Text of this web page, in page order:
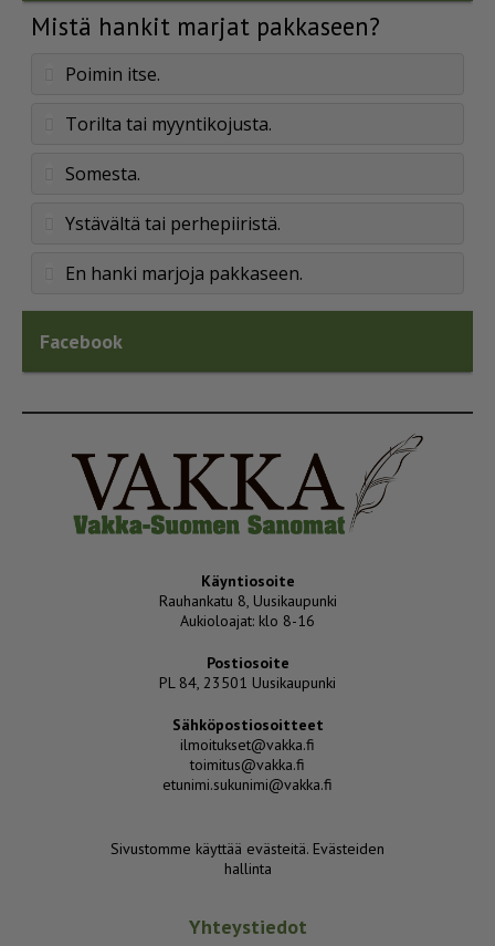
Mistä hankit marjat pakkaseen?
Poimin itse.
Torilta tai myyntikojusta.
Somesta.
Ystävältä tai perhepiiristä.
En hanki marjoja pakkaseen.
Facebook
Käyntiosoite
Rauhankatu 8, Uusikaupunki
Aukioloajat: klo 8-16
Postiosoite
PL 84, 23501 Uusikaupunki
Sähköpostiosoitteet
ilmoitukset@vakka.fi
toimitus@vakka.fi
etunimi.sukunimi@vakka.fi
Sivustomme käyttää evästeitä. Evästeiden
hallinta
Yhteystiedot